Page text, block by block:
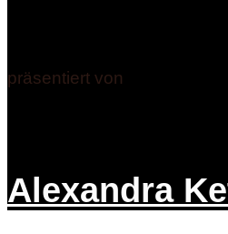
präsentiert von
Alexandra